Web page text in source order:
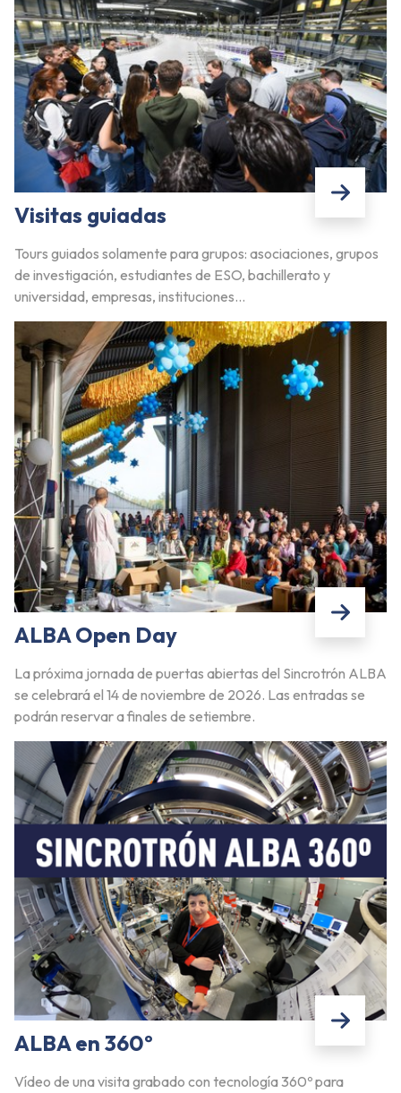
Visitas guiadas
Tours guiados solamente para grupos: asociaciones, grupos
de investigación, estudiantes de ESO, bachillerato y
universidad, empresas, instituciones...
ALBA Open Day
La próxima jornada de puertas abiertas del Sincrotrón ALBA
se celebrará el 14 de noviembre de 2026. Las entradas se
podrán reservar a finales de setiembre.
ALBA en 360º
Vídeo de una visita grabado con tecnología 360º para